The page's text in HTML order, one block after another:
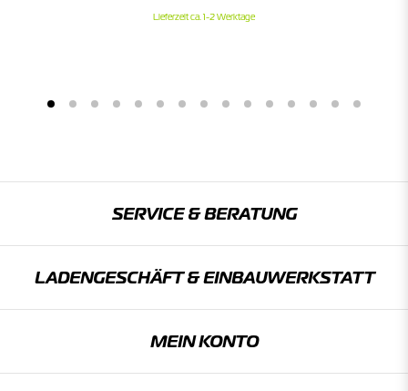
Lieferzeit ca. 1-2 Werktage
SERVICE & BERATUNG
LADENGESCHÄFT & EINBAU­WERKSTATT
MEIN KONTO